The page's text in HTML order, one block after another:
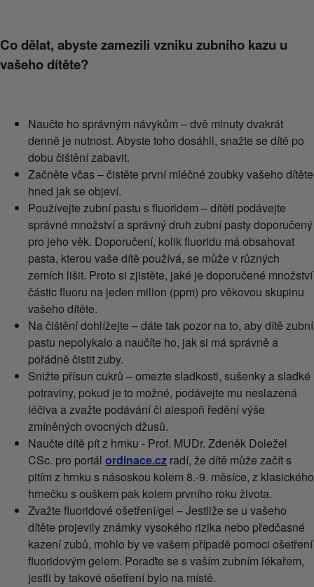
Co dělat, abyste zamezili vzniku zubního kazu u
vašeho dítěte?
Naučte ho správným návykům – dvě minuty dvakrát
denně je nutnost. Abyste toho dosáhli, snažte se dítě po
dobu čištění zabavit.
Začněte včas – čistěte první mléčné zoubky vašeho dítěte
hned jak se objeví.
Používejte zubní pastu s fluoridem – dítěti podávejte
správné množství a správný druh zubní pasty doporučený
pro jeho věk. Doporučení, kolik fluoridu má obsahovat
pasta, kterou vaše dítě používá, se může v různých
zemích lišit. Proto si zjistěte, jaké je doporučené množství
částic fluoru na jeden milion (ppm) pro věkovou skupinu
vašeho dítěte.
Na čištění dohlížejte – dáte tak pozor na to, aby dítě zubní
pastu nepolykalo a naučíte ho, jak si má správně a
pořádně čistit zuby.
Snižte přísun cukrů – omezte sladkosti, sušenky a sladké
potraviny, pokud je to možné, podávejte mu neslazená
léčiva a zvažte podávání či alespoň ředění výše
zmíněných ovocných džusů.
Naučte dítě pít z hrnku - Prof. MUDr. Zdeněk Doležel
CSc. pro portál ordinace.cz radí, že dítě může začít s
pitím z hrnku s násoskou kolem 8.-9. měsíce, z klasického
hrnečku s ouškem pak kolem prvního roku života.
Zvažte fluoridové ošetření/gel – Jestliže se u vašeho
dítěte projevily známky vysokého rizika nebo předčasné
kazení zubů, mohlo by ve vašem případě pomoci ošetření
fluoridovým gelem. Poraďte se s vaším zubním lékařem,
jestli by takové ošetření bylo na místě.